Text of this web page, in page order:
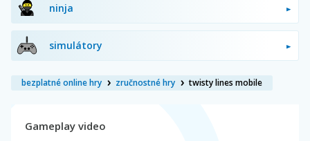
ninja
simulátory
bezplatné online hry zručnostné hry twisty lines mobile
Gameplay video